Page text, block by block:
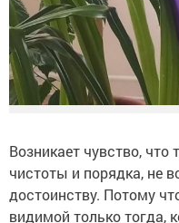
Возникает чувство, что
чистоты и порядка, не
достоинству. Потому
видимой только тогда,